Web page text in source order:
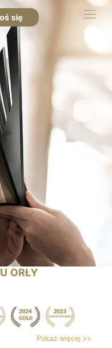
się
ORŁY
Pokaż więcej >>